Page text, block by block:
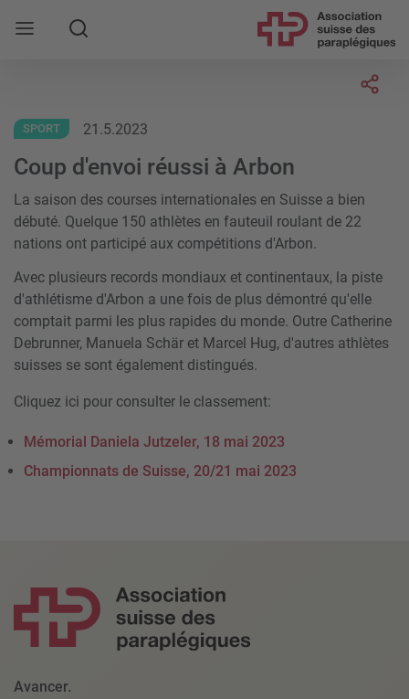
Rechercher
SPORT 21.5.2023
Coup d'envoi réussi à Arbon
La saison des courses internationales en Suisse a bien
débuté. Quelque 150 athlètes en fauteuil roulant de 22
nations ont participé aux compétitions d'Arbon.
Avec plusieurs records mondiaux et continentaux, la piste
d'athlétisme d'Arbon a une fois de plus démontré qu'elle
comptait parmi les plus rapides du monde. Outre Catherine
Debrunner, Manuela Schär et Marcel Hug, d'autres athlètes
suisses se sont également distingués.
Cliquez ici pour consulter le classement:
Mémorial Daniela Jutzeler, 18 mai 2023
Championnats de Suisse, 20/21 mai 2023
Avancer.